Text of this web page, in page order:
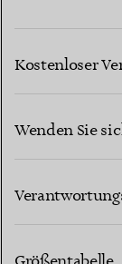
Kostenloser
Wenden Sie